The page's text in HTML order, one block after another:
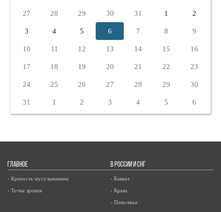
27 28 29 30 31 1 2
3 4 5 6 7 8 9
10 11 12 13 14 15 16
17 18 19 20 21 22 23
24 25 26 27 28 29 30
31 1 2 3 4 5 6
ГЛАВНОЕ
- Крепость мусульманина
- Точка зрения
В РОССИИ И СНГ
- Кавказ
- Крым
- Поволжье